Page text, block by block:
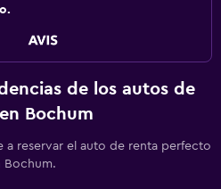
de los autos de
Bochum
a reservar el auto de renta perfecto
Bochum.